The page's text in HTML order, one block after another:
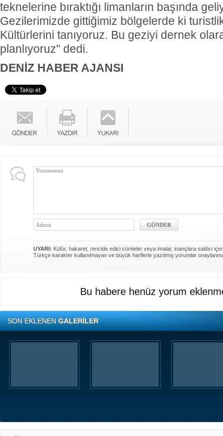
teknelerine bıraktığı limanların başında
Gezilerimizde gittiğimiz bölgelerde ki
Kültürlerini tanıyoruz. Bu geziyi dernek
planlıyoruz" dedi.
DENİZ HABER AJANSI
UYARI: Küfür, hakaret, rencide edici cümleler veya imalar, inançlara saldırı
Türkçe karakter kullanılmayan ve büyük harflerle yazılmış yorumlar
Bu habere henüz yorum
SON EKLENENGALERİLER